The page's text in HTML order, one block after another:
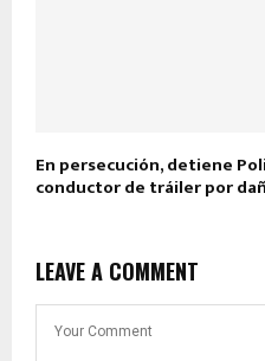
En persecución, detiene
conductor de tráiler por
LEAVE A COMMENT